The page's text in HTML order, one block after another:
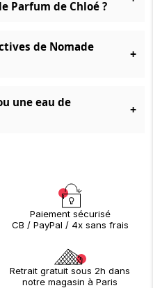
Parfum de Chloé ?
de Nomade
+
une eau de
+
Paiement sécurisé
CB / PayPal / 4x sans frais
Retrait gratuit sous 2h dans
notre magasin à Paris